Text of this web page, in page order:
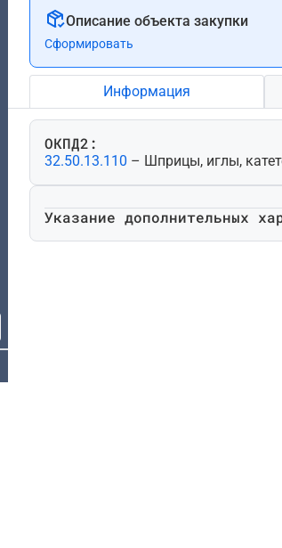
Описание объекта закупки
Сформировать
Информация
ОКПД2:
32.50.13.110 – Шприцы, иглы,
Указание дополнительных